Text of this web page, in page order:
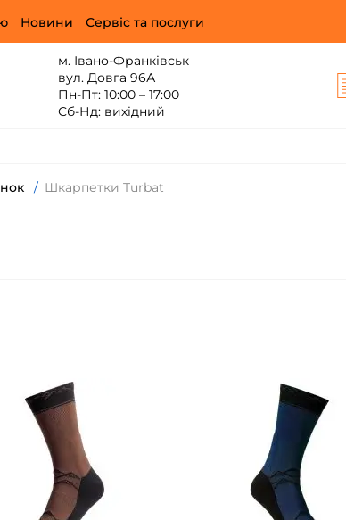
Новини Сервіс та послуги
м. Івано-Франківськ
вул. Довга 96А
Пн-Пт: 10:00 – 17:00
Сб-Нд: вихідний
/ Шкарпетки Turbat